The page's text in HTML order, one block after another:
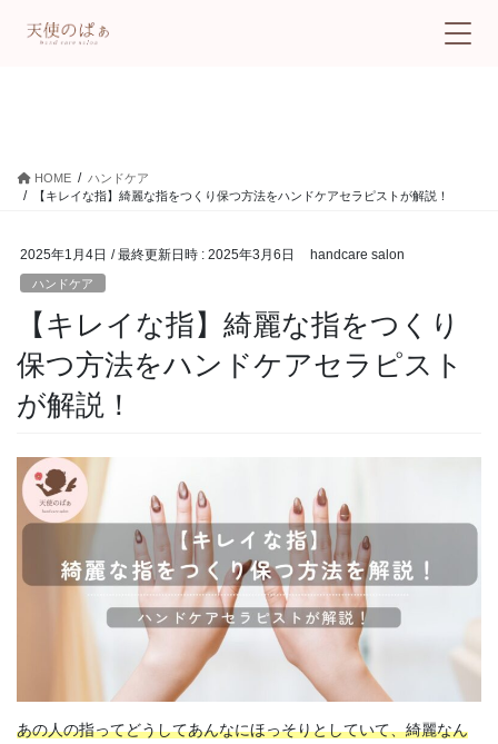
HOME
ハンドケア
【キレイな指】綺麗な指をつくり保つ方法をハンドケアセラピストが解説！
2025年1月4日 / 最終更新日時 : 2025年3月6日 handcare salon
ハンドケア
【キレイな指】綺麗な指をつくり
保つ方法をハンドケアセラピスト
が解説！
あの人の指ってどうしてあんなにほっそりとしていて、綺麗なん